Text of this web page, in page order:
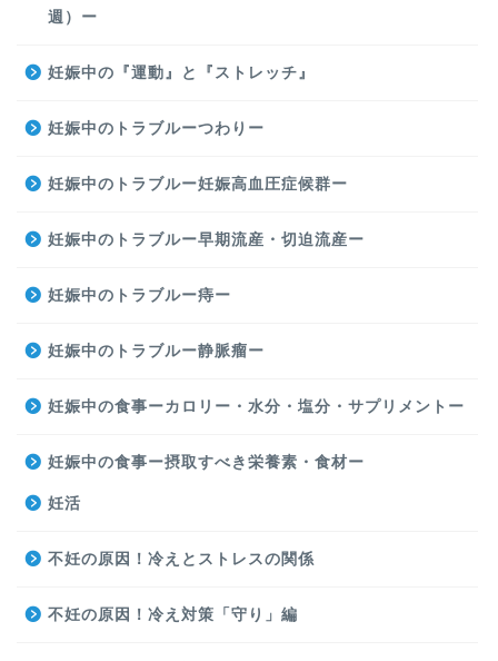
週）ー
妊娠中の『運動』と『ストレッチ』
妊娠中のトラブルーつわりー
妊娠中のトラブルー妊娠高血圧症候群ー
妊娠中のトラブルー早期流産・切迫流産ー
妊娠中のトラブルー痔ー
妊娠中のトラブルー静脈瘤ー
妊娠中の食事ーカロリー・水分・塩分・サプリメントー
妊娠中の食事ー摂取すべき栄養素・食材ー
妊活
不妊の原因！冷えとストレスの関係
不妊の原因！冷え対策「守り」編